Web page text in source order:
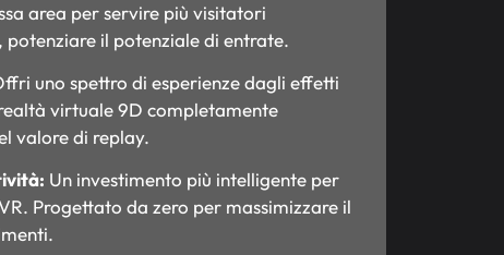
area per servire più visitatori
il potenziale di entrate.
uno spettro di esperienze dagli effetti
virtuale 9D completamente
valore di replay.
Un investimento più intelligente per
Progettato da zero per massimizzare il